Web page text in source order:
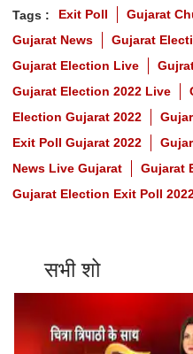
Tags : Exit Poll Gujarat
Gujarat News
Gujarat
Gujarat Election Live
Gujarat Election 2022 Live
Election Gujarat 2022
Exit Poll Gujarat 2022
News Live Gujarat
Gujarat
Gujarat Election Exit Poll
सभी शो